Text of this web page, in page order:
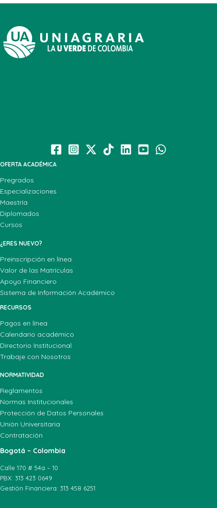
OFERTA ACADÉMICA
Pregrados
Especializaciones
Maestría
Diplomados
Cursos
¿ERES NUEVO?
Preinscripción en línea
Valor de las Matrículas
Apoyo Financiero
Sistema de Información Académico
RECURSOS
Pagos en línea
Calendario académico
Directorio Institucional
Trabaje con Nosotros
NORMATIVIDAD
Reglamentos
Normas Institucionales
Protección de Datos Personales
Unión Universitaria
Contratación
Bogotá – Colombia
Calle 170 # 54a – 10
PBX: 313 423 0649
Gestión Financiera: 313 458 6251